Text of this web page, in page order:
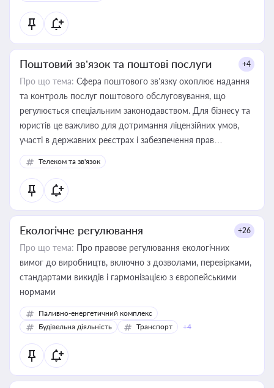
Поштовий зв’язок та поштові послуги +4
Про що тема: Сфера поштового зв’язку охоплює надання
та контроль послуг поштового обслуговування, що
регулюється спеціальним законодавством. Для бізнесу та
юристів це важливо для дотримання ліцензійних умов,
участі в державних реєстрах і забезпечення прав
споживачів.
Телеком та зв'язок
Екологічне регулювання +26
Про що тема: Про правове регулювання екологічних
вимог до виробництв, включно з дозволами, перевірками,
стандартами викидів і гармонізацією з європейськими
нормами
Паливно-енергетичний комплекс
Будівельна діяльність
Транспорт +4